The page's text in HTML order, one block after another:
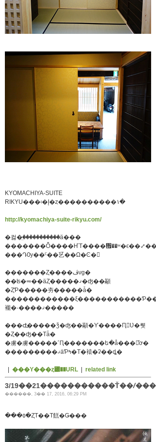
KYOMACHIYA-SUITE
RIKYU���ʵ�Į�ȥ����������١�
http://kyomachiya-suite-rikyu.com/
�컳�̤꤫�����������ä���
���ԴѸ��ˤ��乥��Ω�Ͼ�
�������Ȥ����ڤνɡ�
��ʪ�⥭��äȤ�����ޤ�ʤ��顢
�ȤƤ�����夯�����ǡ�
褦�˴����ޤ�����
���Ժ߽�����ǯ�ʤ��顢�Ƴ����Ԥ򸫤Ʋ�뤳
�Ȥ��ʤ��Τǡ�
�虜�虜�����˹Ԥ�������ե�å���򤫤ͤơ�
���������ޤäƤߤ�Τ�褤�ʡ��ȡ�
| ���Υ���ȥ꡼��URL | related link
3/
������, 3�� 17, 2016, 06:29 PM
���٥�ȤΤ��Τ餻�Ǥ���